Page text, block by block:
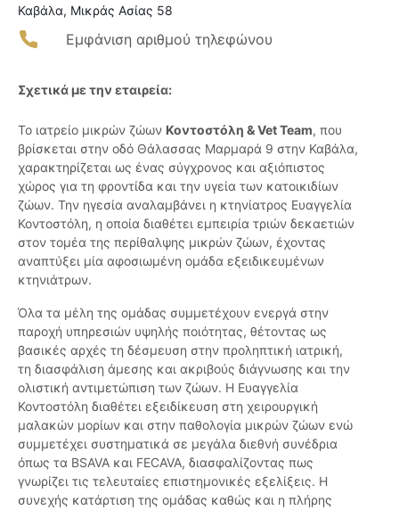
Καβάλα, Μικράς Ασίας 58
Εμφάνιση αριθμού τηλεφώνου
Σχετικά με την εταιρεία:
Το ιατρείο μικρών ζώων Κοντοστόλη & Vet Team, που
βρίσκεται στην οδό Θάλασσας Μαρμαρά 9 στην Καβάλα,
χαρακτηρίζεται ως ένας σύγχρονος και αξιόπιστος
χώρος για τη φροντίδα και την υγεία των κατοικιδίων
ζώων. Την ηγεσία αναλαμβάνει η κτηνίατρος Ευαγγελία
Κοντοστόλη, η οποία διαθέτει εμπειρία τριών δεκαετιών
στον τομέα της περίθαλψης μικρών ζώων, έχοντας
αναπτύξει μία αφοσιωμένη ομάδα εξειδικευμένων
κτηνιάτρων.
Όλα τα μέλη της ομάδας συμμετέχουν ενεργά στην
παροχή υπηρεσιών υψηλής ποιότητας, θέτοντας ως
βασικές αρχές τη δέσμευση στην προληπτική ιατρική,
τη διασφάλιση άμεσης και ακριβούς διάγνωσης και την
ολιστική αντιμετώπιση των ζώων. Η Ευαγγελία
Κοντοστόλη διαθέτει εξειδίκευση στη χειρουργική
μαλακών μορίων και στην παθολογία μικρών ζώων ενώ
συμμετέχει συστηματικά σε μεγάλα διεθνή συνέδρια
όπως τα BSAVA και FECAVA, διασφαλίζοντας πως
γνωρίζει τις τελευταίες επιστημονικές εξελίξεις. Η
συνεχής κατάρτιση της ομάδας καθώς και η πλήρης